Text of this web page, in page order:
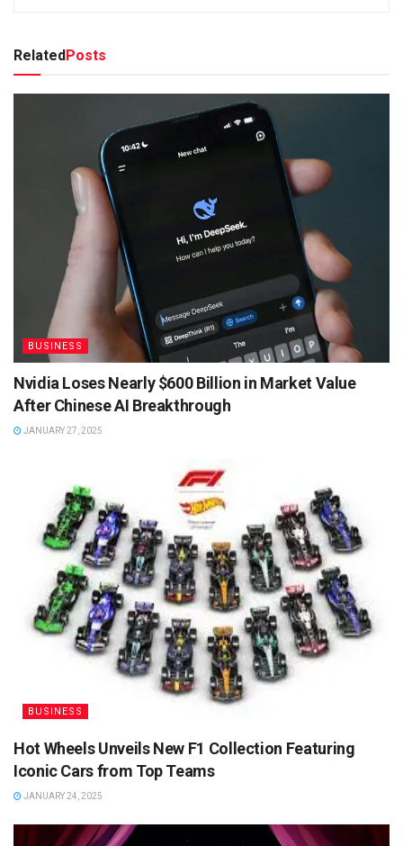
RelatedPosts
BUSINESS
Nvidia Loses Nearly $600 Billion in Market Value
After Chinese AI Breakthrough
JANUARY 27, 2025
BUSINESS
Hot Wheels Unveils New F1 Collection Featuring
Iconic Cars from Top Teams
JANUARY 24, 2025